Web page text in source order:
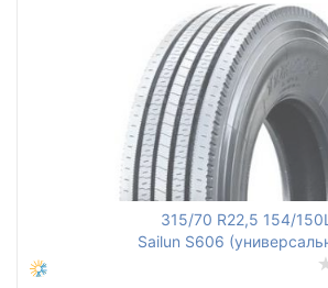
315/70 R22,5 154/150L
Sailun S606